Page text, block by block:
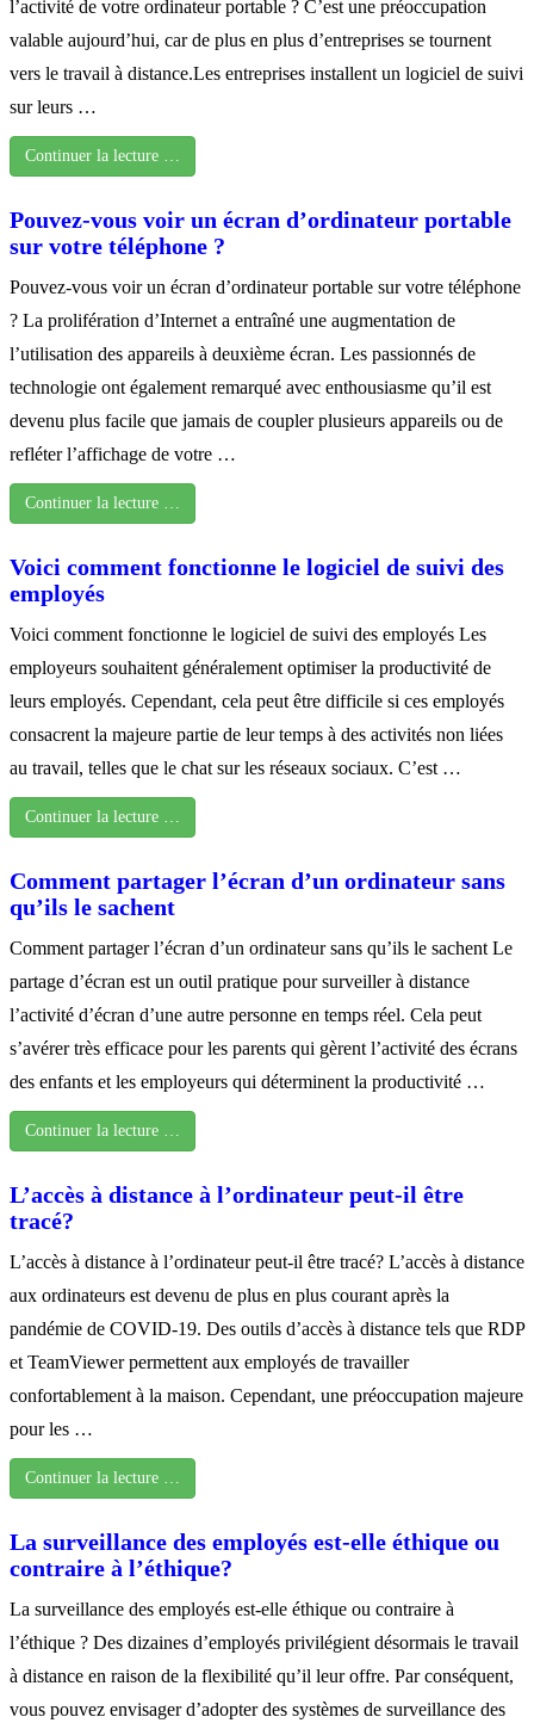
l’activité de votre ordinateur portable ? C’est une préoccupation
valable aujourd’hui, car de plus en plus d’entreprises se tournent
vers le travail à distance.Les entreprises installent un logiciel de suivi
sur leurs …
Continuer la lecture …
Pouvez-vous voir un écran d’ordinateur portable
sur votre téléphone ?
Pouvez-vous voir un écran d’ordinateur portable sur votre téléphone
? La prolifération d’Internet a entraîné une augmentation de
l’utilisation des appareils à deuxième écran. Les passionnés de
technologie ont également remarqué avec enthousiasme qu’il est
devenu plus facile que jamais de coupler plusieurs appareils ou de
refléter l’affichage de votre …
Continuer la lecture …
Voici comment fonctionne le logiciel de suivi des
employés
Voici comment fonctionne le logiciel de suivi des employés Les
employeurs souhaitent généralement optimiser la productivité de
leurs employés. Cependant, cela peut être difficile si ces employés
consacrent la majeure partie de leur temps à des activités non liées
au travail, telles que le chat sur les réseaux sociaux. C’est …
Continuer la lecture …
Comment partager l’écran d’un ordinateur sans
qu’ils le sachent
Comment partager l’écran d’un ordinateur sans qu’ils le sachent Le
partage d’écran est un outil pratique pour surveiller à distance
l’activité d’écran d’une autre personne en temps réel. Cela peut
s’avérer très efficace pour les parents qui gèrent l’activité des écrans
des enfants et les employeurs qui déterminent la productivité …
Continuer la lecture …
L’accès à distance à l’ordinateur peut-il être
tracé?
L’accès à distance à l’ordinateur peut-il être tracé? L’accès à distance
aux ordinateurs est devenu de plus en plus courant après la
pandémie de COVID-19. Des outils d’accès à distance tels que RDP
et TeamViewer permettent aux employés de travailler
confortablement à la maison. Cependant, une préoccupation majeure
pour les …
Continuer la lecture …
La surveillance des employés est-elle éthique ou
contraire à l’éthique?
La surveillance des employés est-elle éthique ou contraire à
l’éthique ? Des dizaines d’employés privilégient désormais le travail
à distance en raison de la flexibilité qu’il leur offre. Par conséquent,
vous pouvez envisager d’adopter des systèmes de surveillance des